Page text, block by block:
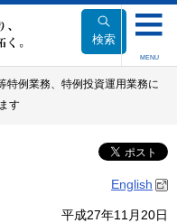
検索
MENU
特例業務、特例投資運用業務に
す
English
平成27年11月20日